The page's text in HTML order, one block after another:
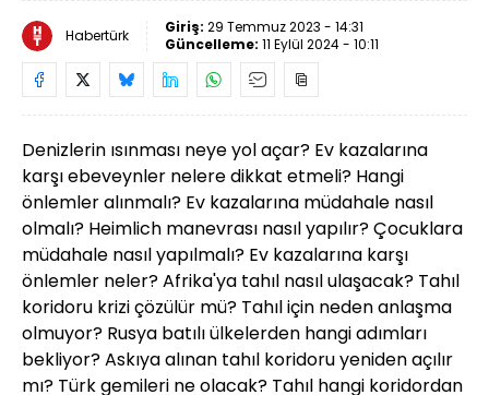
Habertürk Giriş: 29 Temmuz 2023 - 14:31
Güncelleme: 11 Eylül 2024 - 10:11
Denizlerin ısınması neye yol açar? Ev kazalarına
karşı ebeveynler nelere dikkat etmeli? Hangi
önlemler alınmalı? Ev kazalarına müdahale nasıl
olmalı? Heimlich manevrası nasıl yapılır? Çocuklara
müdahale nasıl yapılmalı? Ev kazalarına karşı
önlemler neler? Afrika'ya tahıl nasıl ulaşacak? Tahıl
koridoru krizi çözülür mü? Tahıl için neden anlaşma
olmuyor? Rusya batılı ülkelerden hangi adımları
bekliyor? Askıya alınan tahıl koridoru yeniden açılır
mı? Türk gemileri ne olacak? Tahıl hangi koridordan